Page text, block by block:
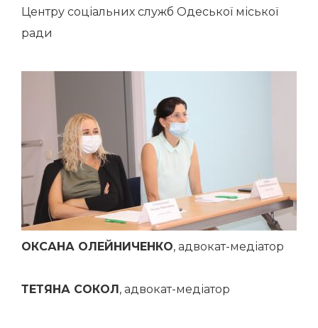
Центру соціальних служб Одеської міської
ради
ОКСАНА ОЛЕЙНИЧЕНКО, адвокат-медіатор
ТЕТЯНА СОКОЛ, адвокат-медіатор